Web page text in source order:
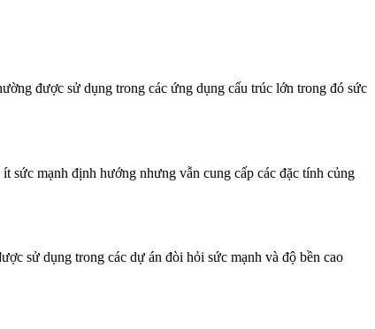
được sử dụng trong các ứng dụng cấu trúc lớn trong đó sức
sức mạnh định hướng nhưng vẫn cung cấp các đặc tính củng
sử dụng trong các dự án đòi hỏi sức mạnh và độ bền cao